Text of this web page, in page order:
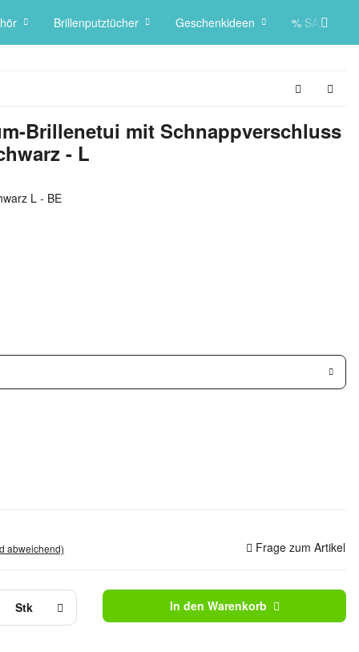
Brillenputztücher Geschenkideen % SALE %
Brillenetui mit Schnappverschluss
- L
L - BE
abweichend) Frage zum Artikel
Stk In den Warenkorb